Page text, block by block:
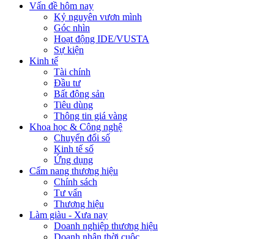
Vấn đề hôm nay
Kỷ nguyên vươn mình
Góc nhìn
Hoạt động IDE/VUSTA
Sự kiện
Kinh tế
Tài chính
Đầu tư
Bất động sản
Tiêu dùng
Thông tin giá vàng
Khoa học & Công nghệ
Chuyển đổi số
Kinh tế số
Ứng dụng
Cẩm nang thương hiệu
Chính sách
Tư vấn
Thương hiệu
Làm giàu - Xưa nay
Doanh nghiệp thương hiệu